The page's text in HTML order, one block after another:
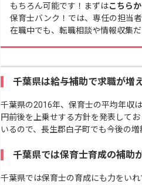
もちろん可能です！まずはこちら
保育士バンク！では、専任の担当
在職中でも、転職相談や情報収集
千葉県は給与補助で求職が増
千葉県の2016年、保育士の平均年収
円前後を上乗せする方針を発表して
いるので、長生郡白子町でも今後の
千葉県では保育士育成の補助
千葉県では保育士の育成にも力をい